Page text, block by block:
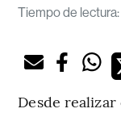
Tiempo de lectura
Desde